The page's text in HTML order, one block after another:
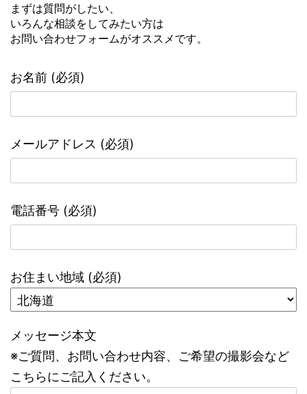
まずは質問がしたい、
いろんな相談をしてみたい方は
お問い合わせフォームがオススメです。
お名前 (必須)
メールアドレス (必須)
電話番号 (必須)
お住まい地域 (必須)
メッセージ本文
※ご質問、お問い合わせ内容、ご希望の撮影会など
こちらにご記入ください。